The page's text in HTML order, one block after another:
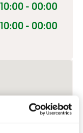
10:00 - 00:00
10:00 - 00:00